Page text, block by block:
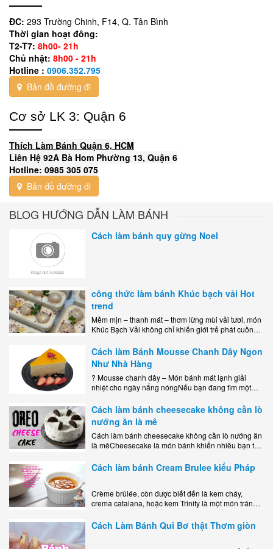
ĐC: 293 Trường Chinh, F14, Q. Tân Bình
Thời gian hoạt đông:
T2-T7: 8h00- 21h
Chủ nhật: 8h00 - 21h
Hotline : 0906.352.795
Bản đồ đường đi
Cơ sở LK 3: Quận 6
Thích Làm Bánh Quận 6, HCM
Liên Hệ 92A Bà Hom Phường 13, Quận 6
Hotline: 0985 305 075
Bản đồ đường đi
BLOG HƯỚNG DẪN LÀM BÁNH
Cách làm bánh quy gừng Noel
công thức làm bánh Khúc bạch vải Hot
trend
Mềm mịn – thanh mát – thơm lừng mùi vải tươi, món
Khúc Bạch Vải không chỉ khiến giới trẻ phát cuồng
Cách làm Bánh Mousse Chanh Dây Ngon
Như Nhà Hàng
? Mousse chanh dây – Món bánh mát lạnh giải
nhiệt cho ngày nắng nóngNếu bạn đang tìm một
dễ..
Cách làm bánh cheesecake không cần lò
nướng ăn là mê
Cách làm bánh cheesecake không cần lò nướng ăn
là mêCheesecake là món bánh khiến nhiều bạn trẻ
kem..
Cách làm bánh Cream Brulee kiểu Pháp
Crème brûlée, còn được biết đến là kem cháy,
crema catalana, hoặc kem Trinity là một món tráng
lớp..
Cách Làm Bánh Qui Bơ thật Thơm giòn